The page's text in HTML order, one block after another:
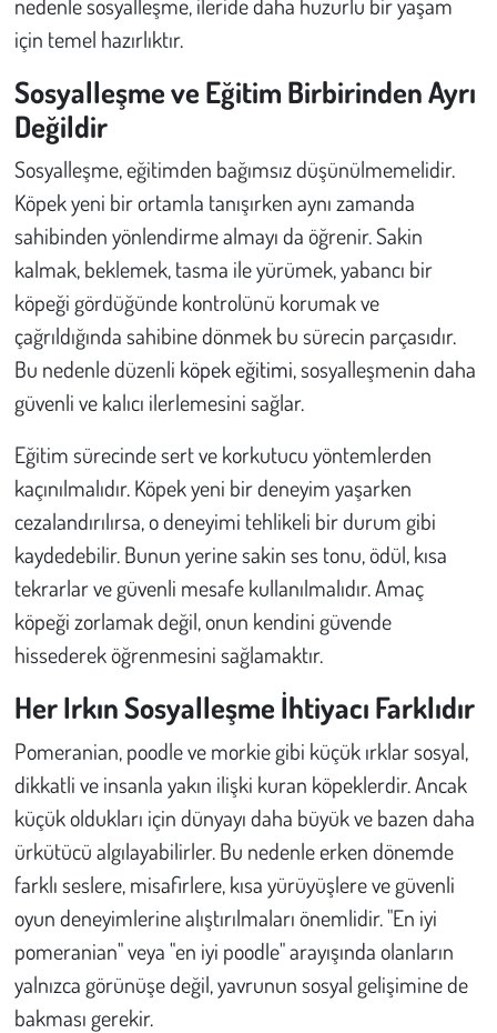
için temel hazırlıktır.
Sosyalleşme ve Eğitim Birbirinden Ayrı
Değildir
Sosyalleşme, eğitimden bağımsız düşünülmemelidir.
Köpek yeni bir ortamla tanışırken aynı zamanda
sahibinden yönlendirme almayı da öğrenir. Sakin
kalmak, beklemek, tasma ile yürümek, yabancı bir
köpeği gördüğünde kontrolünü korumak ve
çağrıldığında sahibine dönmek bu sürecin parçasıdır.
Bu nedenle düzenli köpek eğitimi, sosyalleşmenin daha
güvenli ve kalıcı ilerlemesini sağlar.
Eğitim sürecinde sert ve korkutucu yöntemlerden
kaçınılmalıdır. Köpek yeni bir deneyim yaşarken
cezalandırılırsa, o deneyimi tehlikeli bir durum gibi
kaydedebilir. Bunun yerine sakin ses tonu, ödül, kısa
tekrarlar ve güvenli mesafe kullanılmalıdır. Amaç
köpeği zorlamak değil, onun kendini güvende
hissederek öğrenmesini sağlamaktır.
Her Irkın Sosyalleşme İhtiyacı Farklıdır
Pomeranian, poodle ve morkie gibi küçük ırklar sosyal,
dikkatli ve insanla yakın ilişki kuran köpeklerdir. Ancak
küçük oldukları için dünyayı daha büyük ve bazen daha
ürkütücü algılayabilirler. Bu nedenle erken dönemde
farklı seslere, misafirlere, kısa yürüyüşlere ve güvenli
oyun deneyimlerine alıştırılmaları önemlidir. "En iyi
pomeranian" veya "en iyi poodle" arayışında olanların
yalnızca görünüşe değil, yavrunun sosyal gelişimine de
bakması gerekir.